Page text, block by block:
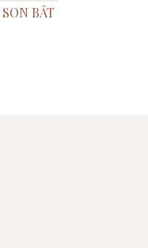
BÂT